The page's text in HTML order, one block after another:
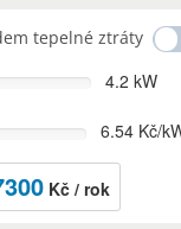
tepelné ztráty